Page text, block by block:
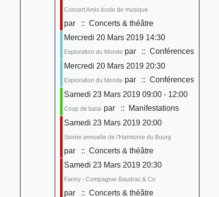
Concert Amis école de musique
par
:: Concerts & théâtre
Mercredi 20 Mars 2019 14:30
Exploration du Monde par
:: Conférences
Mercredi 20 Mars 2019 20:30
Exploration du Monde par
:: Conférences
Samedi 23 Mars 2019 09:00 - 12:00
Coup de balai par
:: Manifestations
Samedi 23 Mars 2019 20:00
Soirée annuelle de l'Harmonie du Bourg
par
:: Concerts & théâtre
Samedi 23 Mars 2019 20:30
Fanny - Compagnie Baudrac & Co
par :: Concerts & théâtre